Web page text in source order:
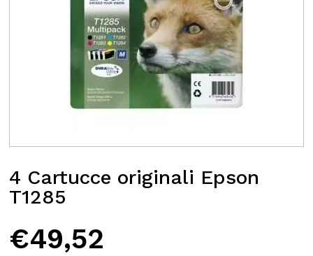
4 Cartucce originali Epson
T1285
€49,52